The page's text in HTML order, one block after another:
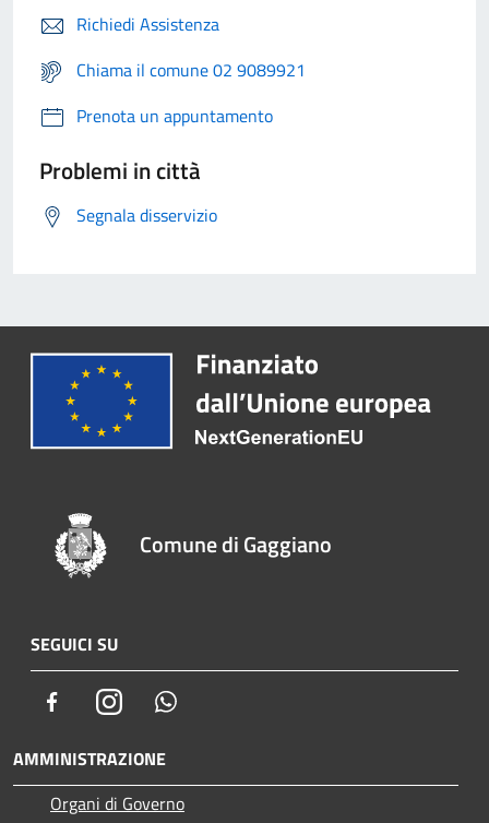
Richiedi Assistenza
Chiama il comune 02 9089921
Prenota un appuntamento
Problemi in città
Segnala disservizio
Comune di Gaggiano
SEGUICI SU
FacebookInstagram
AMMINISTRAZIONE
Organi di Governo